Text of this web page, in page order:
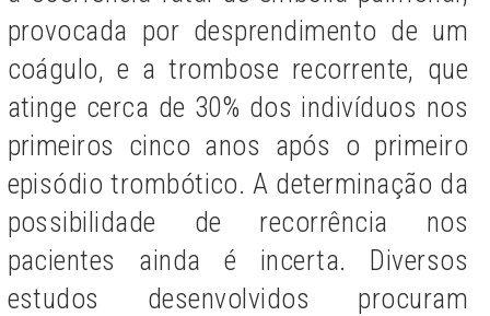
provocada por desprendimento de um
coágulo, e a trombose recorrente, que
atinge cerca de 30% dos indivíduos nos
primeiros cinco anos após o primeiro
episódio trombótico. A determinação da
possibilidade de recorrência nos
pacientes ainda é incerta. Diversos
estudos desenvolvidos procuram